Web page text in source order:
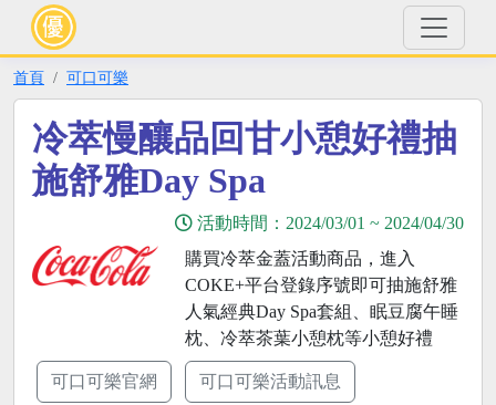
首頁 可口可樂
冷萃慢釀品回甘小憩好禮抽
施舒雅Day Spa
活動時間： 2024/03/01 ~ 2024/04/30
購買冷萃金蓋活動商品，進入
COKE+平台登錄序號即可抽施舒雅
人氣經典Day Spa套組、眠豆腐午睡
枕、冷萃茶葉小憩枕等小憩好禮
可口可樂官網 可口可樂活動訊息